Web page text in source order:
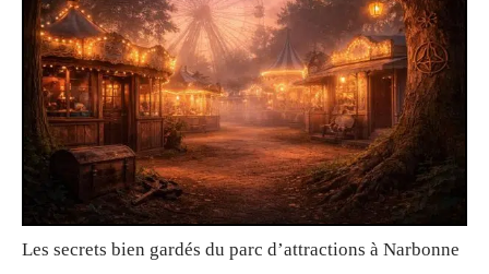
Les secrets bien gardés du parc d’attractions à Narbonne